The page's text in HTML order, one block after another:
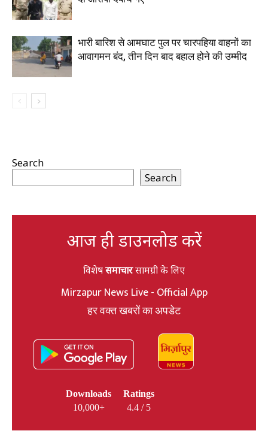
भारी बारिश से आमघाट पुल पर चारपहिया वाहनों का
आवागमन बंद, तीन दिन बाद बहाल होने की उम्मीद
Search
Search
आज ही डाउनलोड करें
विशेषसमाचारसामग्री के लिए
Mirzapur News Live - Official App
हर वक्त खबरों का अपडेट
Downloads
10,000+
Ratings
4.4 / 5